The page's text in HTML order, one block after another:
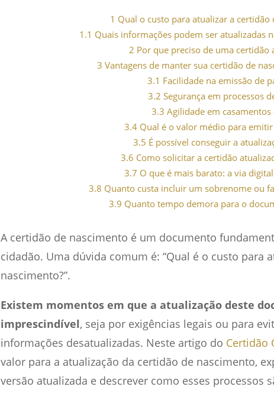
1 Qual o custo para atualizar a certidão
1.1 Quais informações podem ser atualizadas
2 Por que preciso de uma certidão
3 Vantagens de manter sua certidão de
3.1 Facilidade na emissão de
3.2 Segurança em processos
3.3 Agilidade em casamentos
3.4 Qual é o valor médio para emitir
3.5 É possível conseguir a
3.6 Como solicitar a certidão
3.7 O que é mais barato: a via
3.8 Quanto custa incluir um sobrenome ou
3.9 Quanto tempo demora para o
A certidão de nascimento é um documento
cidadão. Uma dúvida comum é: “Qual é o custo para
nascimento?”.
Existem momentos em que a atualização deste
imprescindível, seja por exigências legais ou para
informações desatualizadas. Neste artigo do Certidão
valor para a atualização da certidão de nascimento,
versão atualizada e descrever como esses processos